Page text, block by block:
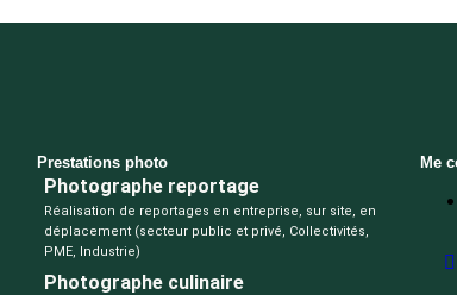
Prestations photo
Photographe reportage
Réalisation de reportages en entreprise, sur site, en
déplacement (secteur public et privé, Collectivités,
PME, Industrie)
Photographe culinaire
Me